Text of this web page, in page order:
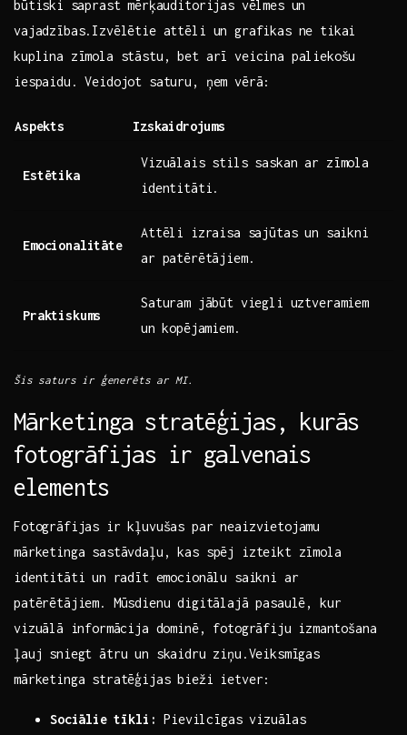
būtiski ⁤saprast mērķauditorijas vēlmes un
vajadzības.Izvēlētie attēli un​ grafikas ne tikai
kuplina zīmola ​stāstu, bet arī veicina paliekošu
iespaidu. ​Veidojot saturu, ņem vērā:
Aspekts Izskaidrojums
Estētika
Vizuālais stils‌ saskan ar zīmola
identitāti.
Emocionalitāte
Attēli izraisa sajūtas⁣ un saikni
ar patērētājiem.
Praktiskums
Saturam jābūt ‌viegli‍ uztveramiem
un⁣ kopējamiem.
Šis ‍saturs ir ģenerēts ar⁤ MI.
Mārketinga stratēģijas, ⁢kurās
⁢fotogrāfijas ir galvenais
elements
Fotogrāfijas ir kļuvušas par neaizvietojamu ​
mārketinga sastāvdaļu, kas spēj izteikt‌ zīmola‍
identitāti⁤ un radīt emocionālu saikni ar
patērētājiem. Mūsdienu⁣ digitālajā pasaulē, kur
vizuālā ⁤informācija dominē, fotogrāfiju ⁣izmantošana
ļauj sniegt ātru un skaidru ⁤ziņu.Veiksmīgas
mārketinga​ stratēģijas​ bieži ietver:
Sociālie ⁢tīkli: Pievilcīgas vizuālas